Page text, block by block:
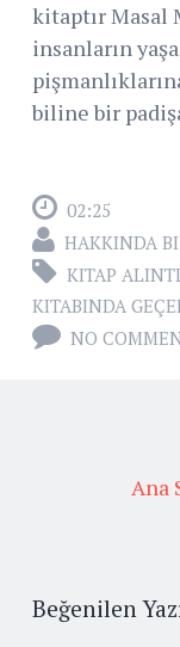
kitaptır Masal
insanların
biline bir
02:25
HAKKINDA
KITAP
KITABINDA
NO
Ana
Beğenilen